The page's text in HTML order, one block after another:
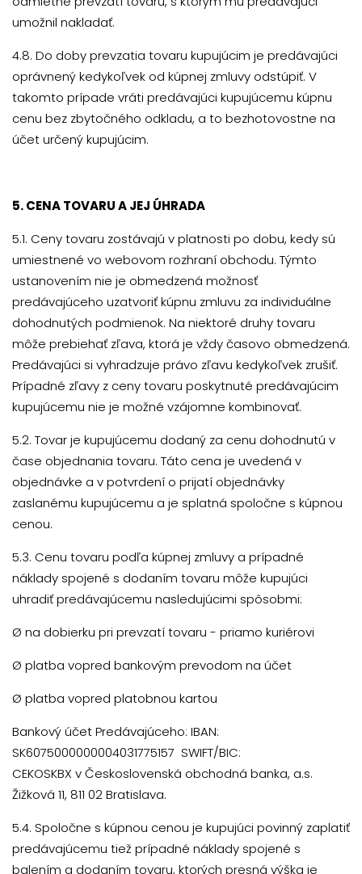
umožnil nakladať.
4.8. Do doby prevzatia tovaru kupujúcim je predávajúci
oprávnený kedykoľvek od kúpnej zmluvy odstúpiť. V
takomto prípade vráti predávajúci kupujúcemu kúpnu
cenu bez zbytočného odkladu, a to bezhotovostne na
účet určený kupujúcim.
5. CENA TOVARU A JEJ ÚHRADA
5.1. Ceny tovaru zostávajú v platnosti po dobu, kedy sú
umiestnené vo webovom rozhraní obchodu. Týmto
ustanovením nie je obmedzená možnosť
predávajúceho uzatvoriť kúpnu zmluvu za individuálne
dohodnutých podmienok. Na niektoré druhy tovaru
môže prebiehať zľava, ktorá je vždy časovo obmedzená.
Predávajúci si vyhradzuje právo zľavu kedykoľvek zrušiť.
Prípadné zľavy z ceny tovaru poskytnuté predávajúcim
kupujúcemu nie je možné vzájomne kombinovať.
5.2. Tovar je kupujúcemu dodaný za cenu dohodnutú v
čase objednania tovaru. Táto cena je uvedená v
objednávke a v potvrdení o prijatí objednávky
zaslanému kupujúcemu a je splatná spoločne s kúpnou
cenou.
5.3. Cenu tovaru podľa kúpnej zmluvy a prípadné
náklady spojené s dodaním tovaru môže kupujúci
uhradiť predávajúcemu nasledujúcimi spôsobmi:
Ø na dobierku pri prevzatí tovaru - priamo kuriérovi
Ø platba vopred bankovým prevodom na účet
Ø platba vopred platobnou kartou
Bankový účet Predávajúceho: IBAN:
SK6075000000004031775157 SWIFT/BIC:
CEKOSKBX v Československá obchodná banka, a.s.
Žižková 11, 811 02 Bratislava.
5.4. Spoločne s kúpnou cenou je kupujúci povinný zaplatiť
predávajúcemu tiež prípadné náklady spojené s
balením a dodaním tovaru, ktorých presná výška je